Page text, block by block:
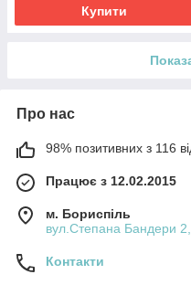
Купити
Про нас
98% позитивних з 116
Працює з 12.02.2015
м. Бориспіль
вул.Степана Бандери 2,
Контакти